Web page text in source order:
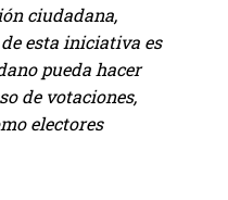
ciudadana,
esta iniciativa es
pueda hacer
de votaciones,
electores